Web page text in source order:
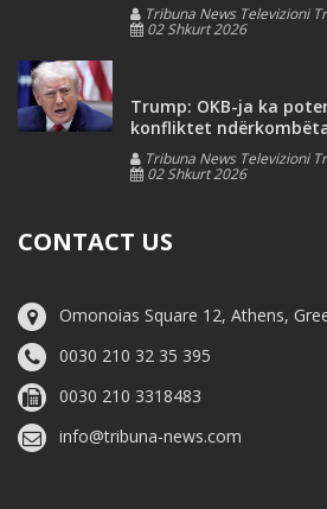
Tribuna News Televizioni
02 Shkurt 2026
Trump: OKB-ja ka
konfliktet
Tribuna News Televizioni
02 Shkurt 2026
CONTACT US
Omonoias Square 12, Athens,
0030 210 32 35 395
0030 210 3318483
info@tribuna-news.com